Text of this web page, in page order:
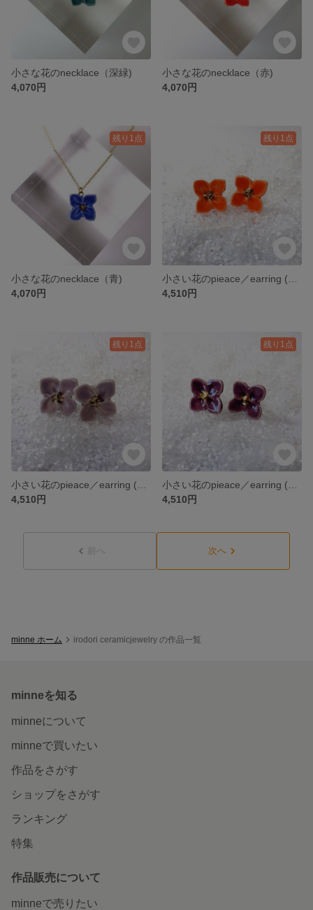
小さな花のnecklace（深緑)
4,070円
小さな花のnecklace（赤)
4,070円
残り1点
小さな花のnecklace（青)
4,070円
残り1点
4,510円
残り1点
4,510円
残り1点
4,510円
前へ 次へ
minne ホーム irodori ceramicjewelry の作品一覧
minneを知る
minneについて
minneで買いたい
作品をさがす
ショップをさがす
ランキング
特集
作品販売について
minneで売りたい